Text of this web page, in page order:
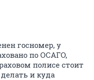
госномер, у
по ОСАГО,
полисе стоит
и куда